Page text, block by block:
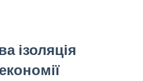
ізоляція